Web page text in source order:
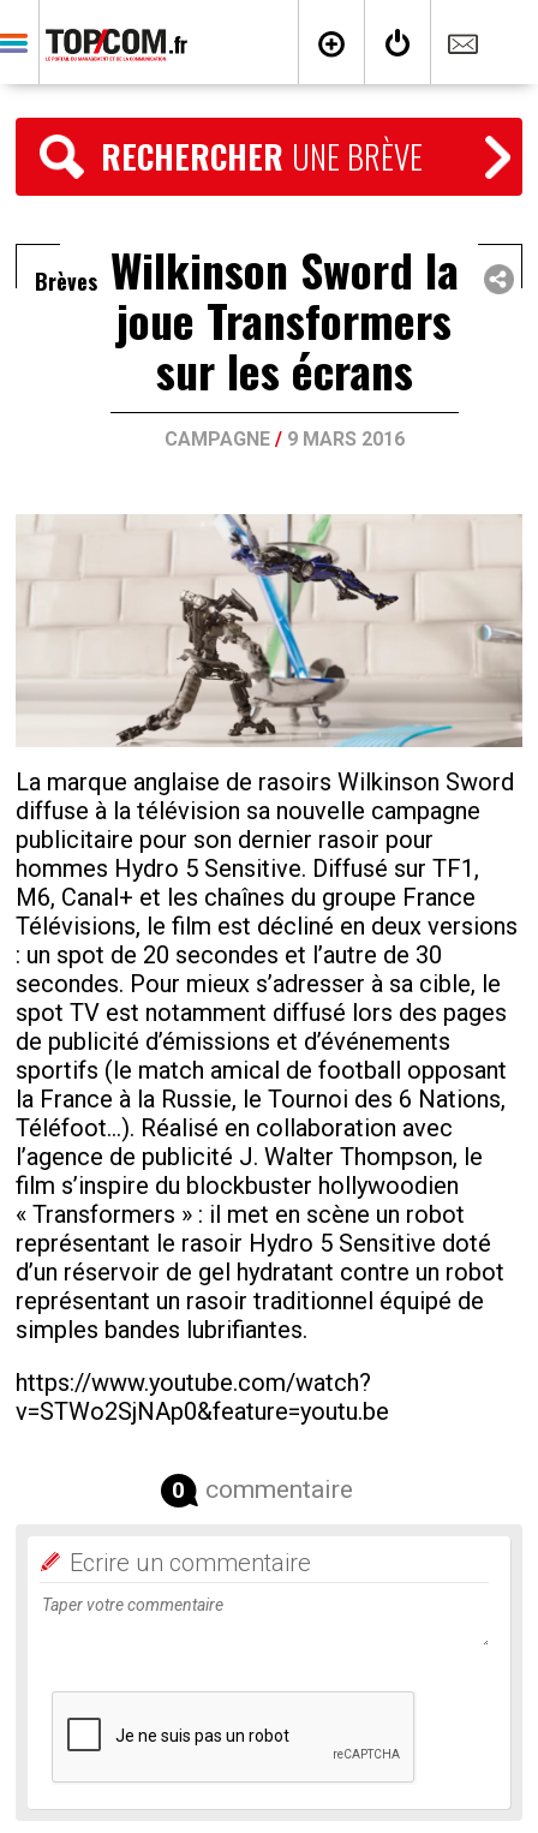
RECHERCHER UNE BRÈVE
Brèves Wilkinson Sword la
joue Transformers
sur les écrans
CAMPAGNE/ 9 MARS 2016
La marque anglaise de rasoirs Wilkinson Sword
diffuse à la télévision sa nouvelle campagne
publicitaire pour son dernier rasoir pour
hommes Hydro 5 Sensitive. Diffusé sur TF1,
M6, Canal+ et les chaînes du groupe France
Télévisions, le film est décliné en deux versions
: un spot de 20 secondes et l’autre de 30
secondes. Pour mieux s’adresser à sa cible, le
spot TV est notamment diffusé lors des pages
de publicité d’émissions et d’événements
sportifs (le match amical de football opposant
la France à la Russie, le Tournoi des 6 Nations,
Téléfoot…). Réalisé en collaboration avec
l’agence de publicité J. Walter Thompson, le
film s’inspire du blockbuster hollywoodien
« Transformers » : il met en scène un robot
représentant le rasoir Hydro 5 Sensitive doté
d’un réservoir de gel hydratant contre un robot
représentant un rasoir traditionnel équipé de
simples bandes lubrifiantes.
https://www.youtube.com/watch?
v=STWo2SjNAp0&feature=youtu.be
0 commentaire
Ecrire un commentaire